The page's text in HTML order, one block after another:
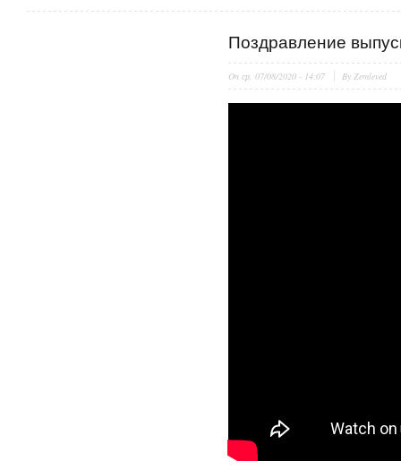
Поздравление
On ср, 07/08/2020 - 14:07 By Zemleved